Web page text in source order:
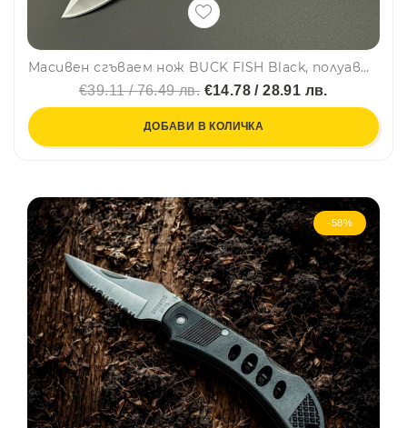
Масивен сгъваем нож BUCK FISH Black, полуавтоматичен, стомана 7Cr, дръжка G10, BUCK BOX
€39.11 / 76.49 лв.€14.78 / 28.91 лв.
ДОБАВИ В КОЛИЧКА
-58%